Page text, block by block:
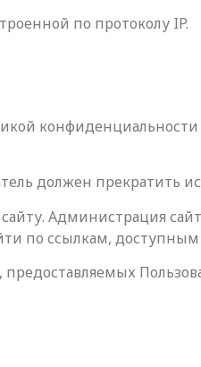
по протоколу IP.
должен прекратить
Администрация
по ссылкам,